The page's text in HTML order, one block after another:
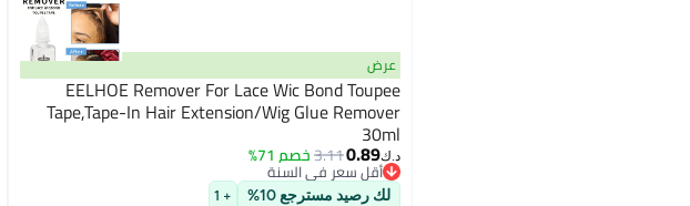
عرض
EELHOE Remover For Lace Wic Bond Toupee
Tape,Tape-In Hair Extension/Wig Glue Remover
30ml
د.ك‏0.89
3.11خصم 71%
أقل سعر في السنة
أقل سعر في السنة
لك رصيد مسترجع 10% + 1